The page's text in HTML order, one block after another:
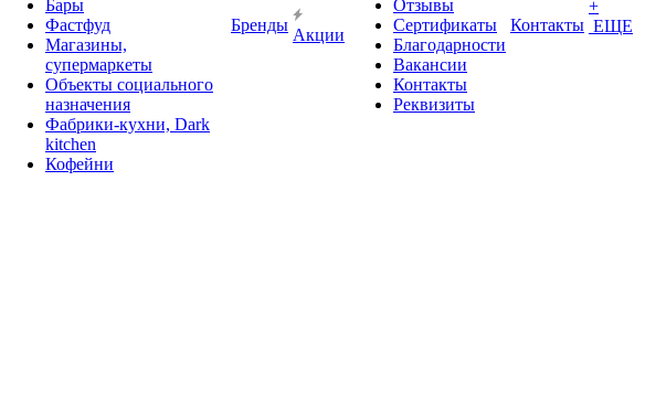
Бары
Фастфуд
Магазины,
супермаркеты
Объекты социального
назначения
Фабрики-кухни, Dark
kitchen
Кофейни
Бренды
Акции
Отзывы
Сертификаты
Благодарности
Вакансии
Контакты
Реквизиты
Контакты
+
ЕЩЕ